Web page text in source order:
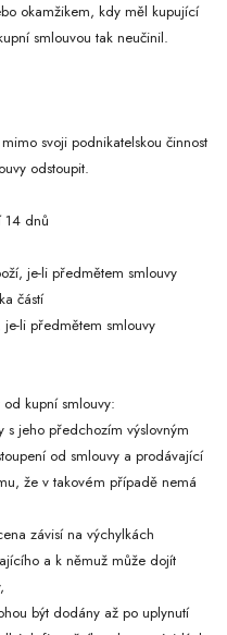
okamžikem, kdy měl kupující
smlouvou tak neučinil.
svoji podnikatelskou činnost
odstoupit.
14 dnů
je-li předmětem smlouvy
částí
li předmětem smlouvy
kupní smlouvy:
s jeho předchozím výslovným
od smlouvy a prodávající
že v takovém případě nemá
závisí na výchylkách
a k němuž může dojít
být dodány až po uplynutí